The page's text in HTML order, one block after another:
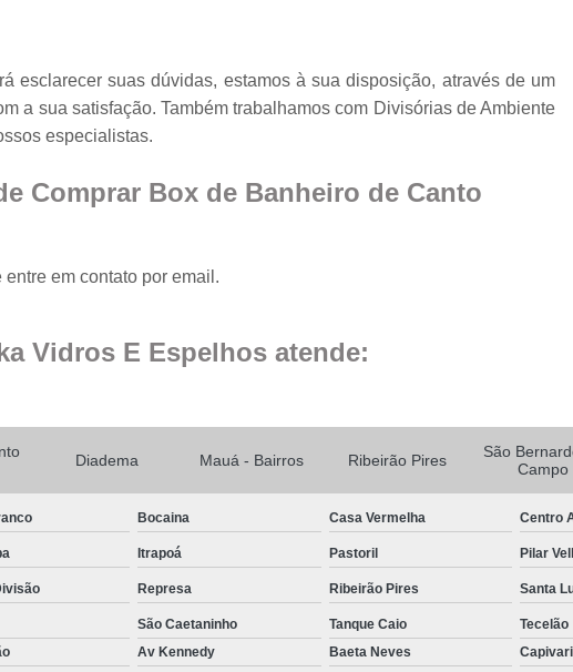
Envidraçamento
esclarecer suas dúvidas, estamos à sua disposição, através de um
a sua satisfação. Também trabalhamos com Divisórias de Ambiente
especialistas.
Comprar Box de Banheiro de Canto
entre em contato por email.
Vidros E Espelhos atende:
Diadema Mauá - Bairros Ribeirão Pires
São
Campo
Bocaina Casa Vermelha Centro
Itrapoá Pastoril Pilar
Represa Ribeirão Pires Santa
São Caetaninho Tanque Caio
Tecelão
Av Kennedy Baeta Neves Capivari